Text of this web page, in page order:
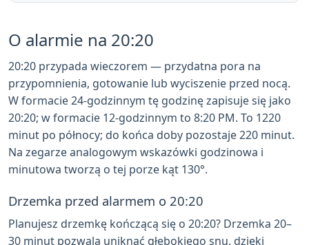
O alarmie na 20:20
20:20 przypada wieczorem — przydatna pora na
przypomnienia, gotowanie lub wyciszenie przed nocą.
W formacie 24-godzinnym tę godzinę zapisuje się jako
20:20; w formacie 12-godzinnym to 8:20 PM. To 1220
minut po północy; do końca doby pozostaje 220 minut.
Na zegarze analogowym wskazówki godzinowa i
minutowa tworzą o tej porze kąt 130°.
Drzemka przed alarmem o 20:20
Planujesz drzemkę kończącą się o 20:20? Drzemka 20–
30 minut pozwala uniknąć głębokiego snu, dzięki